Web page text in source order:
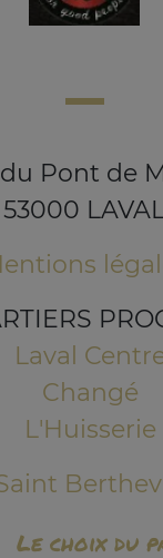
Pont de
53000
Laval
Changé
L'Huisserie
Le choix du